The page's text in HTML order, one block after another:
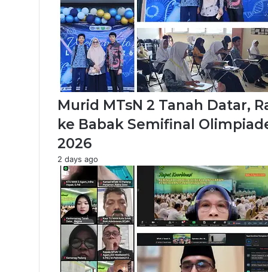
Murid MTsN 2 Tanah Datar,
ke Babak Semifinal
2026
2 days ago